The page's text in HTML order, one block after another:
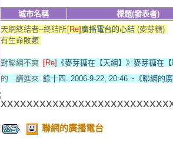
城市名稱
標題(發表者)
天網終結者--終結所
有生命敗類
[Re] 廣播電台的心結 (麥芽糖)
對聯網不爽
的 請進來
[Re] 《麥芽糖在【天網】》麥芽糖在
錄十四. 2006-9-22, 20:46 ~《聯網的
聯網的廣播電台